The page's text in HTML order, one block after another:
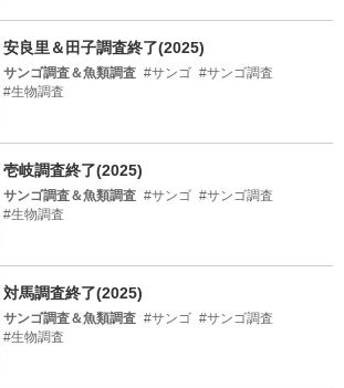
安良里＆田子調査終了(2025)
サンゴ調査＆魚類調査 #サンゴ #サンゴ調査
#生物調査
壱岐調査終了(2025)
サンゴ調査＆魚類調査 #サンゴ #サンゴ調査
#生物調査
対馬調査終了(2025)
サンゴ調査＆魚類調査 #サンゴ #サンゴ調査
#生物調査